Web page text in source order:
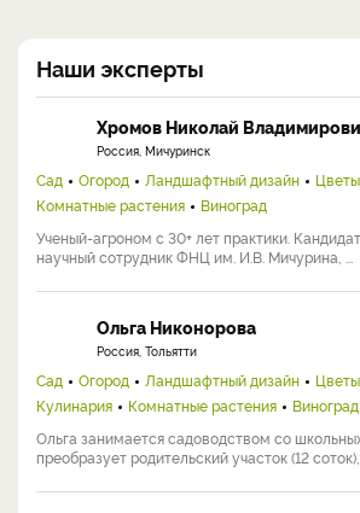
Наши эксперты
Хромов Николай
Россия, Мичуринск
Сад Огород Ландшафтный дизайн
Цветы
Комнатные растения
Виноград
Ученый-агроном с 30+ лет практики.
научный сотрудник ФНЦ им. И.В. Мичурина, ...
Ольга Никонорова
Россия, Тольятти
Сад Огород Ландшафтный дизайн Цветы
Кулинария
Комнатные растения Виноград
Ольга занимается садоводством со
преобразует родительский участок (12 соток),